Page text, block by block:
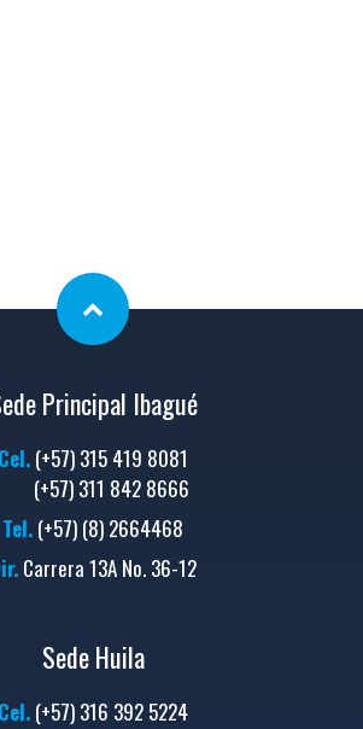
Principal Ibagué
Cel. (+57) 315 419 8081
(+57) 311 842 8666
Tel. (+57) (8) 2664468
Carrera 13A No. 36-12
Sede Huila
Cel. (+57) 316 392 5224